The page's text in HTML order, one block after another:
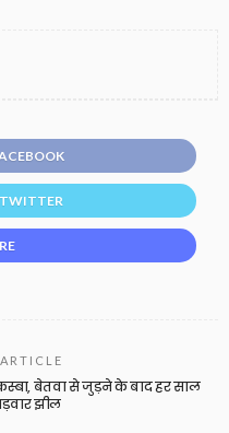
TWITTER
बेतवा से जुड़ने के बाद हर साल
झील